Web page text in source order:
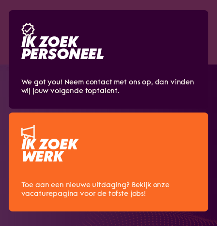
IK ZOEK
PERSONEEL
We got you! Neem contact met ons op, dan vinden
wij jouw volgende toptalent.
IK ZOEK
WERK
Toe aan een nieuwe uitdaging? Bekijk onze
vacaturepagina voor de tofste jobs!